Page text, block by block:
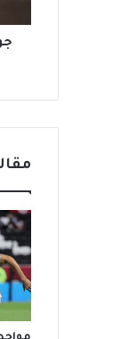
ض
ي
م
خ
ا
ف
ا
ل
ت
ن